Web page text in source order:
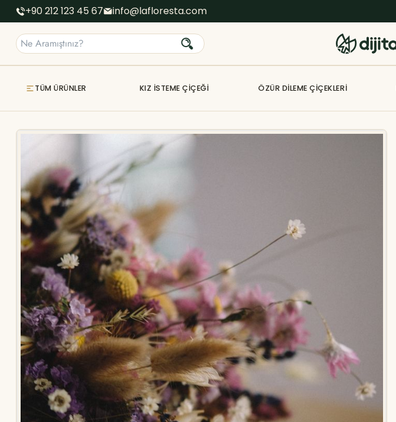
+90 212 123 45 67 info@lafloresta.com
TÜM ÜRÜNLER KIZ İSTEME ÇIÇEĞI ÖZÜR DILEME ÇIÇEKLERI